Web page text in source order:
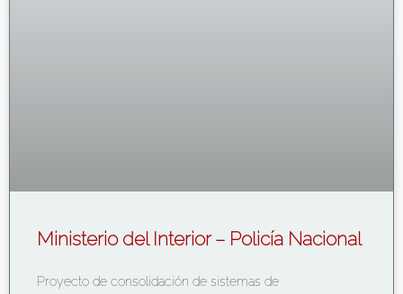
Ministerio del Interior – Policía Nacional
Proyecto de consolidación de sistemas de